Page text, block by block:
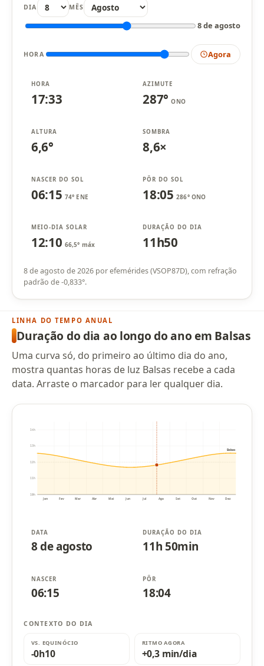
DIA MÊS
8 de agosto
HORA Agora
HORA
17:33
AZIMUTE
287°ONO
ALTURA
6,6°
SOMBRA
8,6×
NASCER DO SOL
06:15 74° ENE
PÔR DO SOL
18:05 286° ONO
MEIO-DIA SOLAR
12:10 66,5° máx
DURAÇÃO DO DIA
11h50
8 de agosto de 2026 por efemérides (VSOP87D), com refração
padrão de -0,833°.
LINHA DO TEMPO ANUAL
Duração do dia ao longo do ano em Balsas
Uma curva só, do primeiro ao último dia do ano,
mostra quantas horas de luz Balsas recebe a cada
data. Arraste o marcador para ler qualquer dia.
10h
11h
12h
13h
14h
Jan Fev Mar Abr Mai Jun Jul Ago Set Out Nov Dez
Balsas
DATA
8 de agosto
DURAÇÃO DO DIA
11h 50min
NASCER
06:15
PÔR
18:04
CONTEXTO DO DIA
VS. EQUINÓCIO
-0h10
RITMO AGORA
+0,3 min/dia